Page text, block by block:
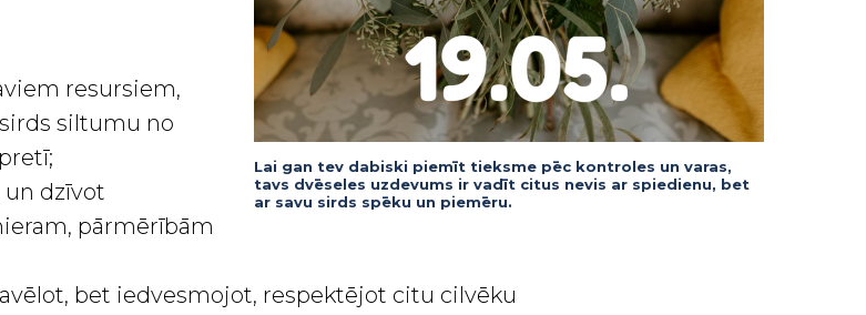
Lai gan tev dabiski piemīt tieksme pēc kontroles un varas,
tavs dvēseles uzdevums ir vadīt citus nevis ar spiedienu, bet
ar savu sirds spēku un piemēru.
resursiem,
siltumu no
dzīvot
pārmērībām
bet iedvesmojot, respektējot citu cilvēku